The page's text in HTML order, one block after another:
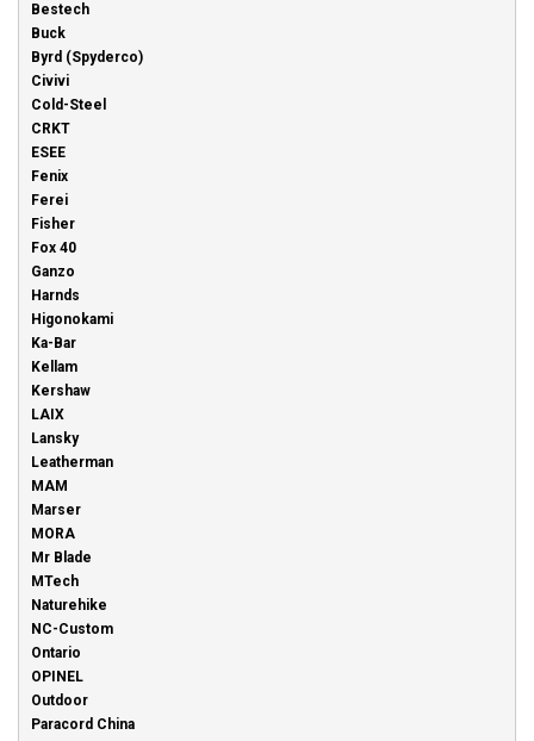
Bestech
Buck
Byrd (Spyderco)
Civivi
Cold-Steel
CRKT
ESEE
Fenix
Ferei
Fisher
Fox 40
Ganzo
Harnds
Higonokami
Ka-Bar
Kellam
Kershaw
LAIX
Lansky
Leatherman
MAM
Marser
MORA
Mr Blade
MTech
Naturehike
NC-Custom
Ontario
OPINEL
Outdoor
Paracord China